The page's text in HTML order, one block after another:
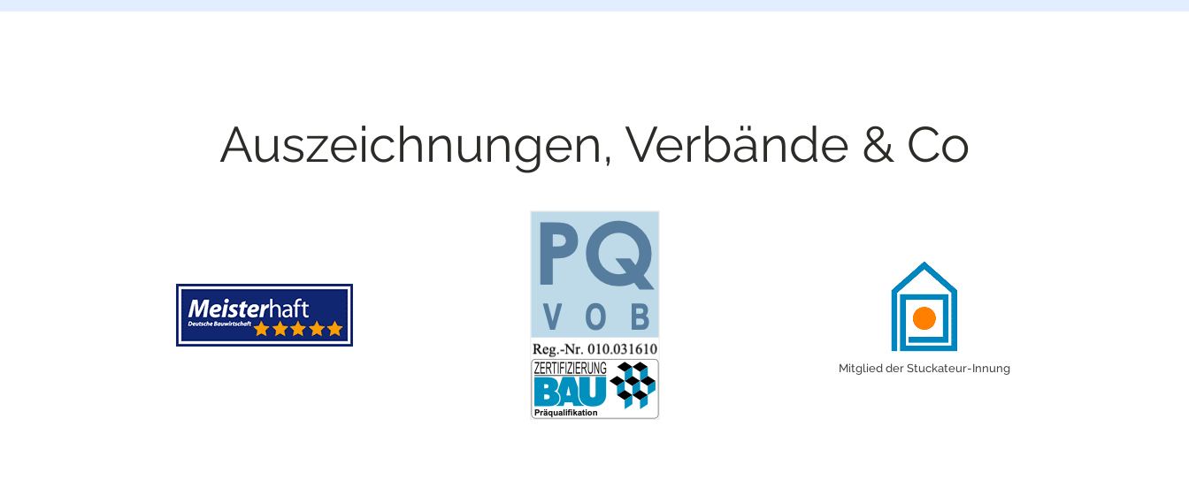
Auszeichnungen, Verbände & Co
Mitglied der Stuckateur-Innung